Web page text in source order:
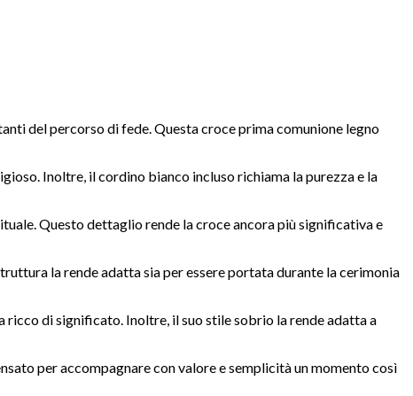
del percorso di fede. Questa croce prima comunione legno
Inoltre, il cordino bianco incluso richiama la purezza e la
Questo dettaglio rende la croce ancora più significativa e
la rende adatta sia per essere portata durante la cerimonia
di significato. Inoltre, il suo stile sobrio la rende adatta a
per accompagnare con valore e semplicità un momento così